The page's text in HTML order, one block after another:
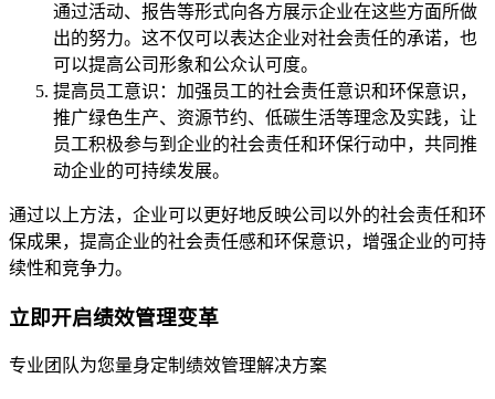
通过活动、报告等形式向各方展示企业在这些方面所做
出的努力。这不仅可以表达企业对社会责任的承诺，也
可以提高公司形象和公众认可度。
提高员工意识：加强员工的社会责任意识和环保意识，
推广绿色生产、资源节约、低碳生活等理念及实践，让
员工积极参与到企业的社会责任和环保行动中，共同推
动企业的可持续发展。
通过以上方法，企业可以更好地反映公司以外的社会责任和环
保成果，提高企业的社会责任感和环保意识，增强企业的可持
续性和竞争力。
立即开启绩效管理变革
专业团队为您量身定制绩效管理解决方案